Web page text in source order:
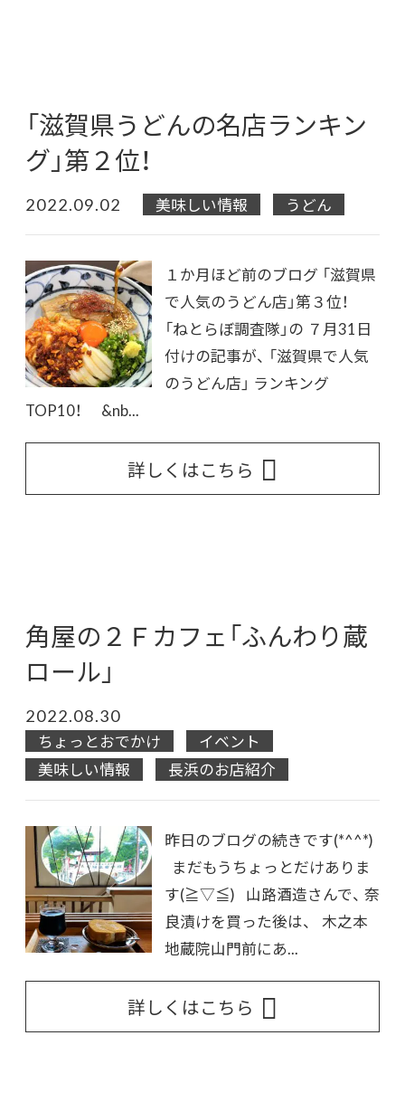
「滋賀県うどんの名店ランキン
グ」第２位！
2022.09.02 美味しい情報 うどん
１か月ほど前のブログ 「滋賀県
で人気のうどん店」第３位！
「ねとらぼ調査隊」の ７月31日
付けの記事が、 「滋賀県で人気
のうどん店」 ランキング
TOP10！ &nb...
詳しくはこちら
角屋の２Ｆカフェ「ふんわり蔵
ロール」
2022.08.30
ちょっとおでかけ
イベント
美味しい情報
長浜のお店紹介
昨日のブログの続きです(*^^*)
まだもうちょっとだけありま
す(≧▽≦) 山路酒造さんで、 奈
良漬けを買った後は、 木之本
地蔵院山門前にあ...
詳しくはこちら